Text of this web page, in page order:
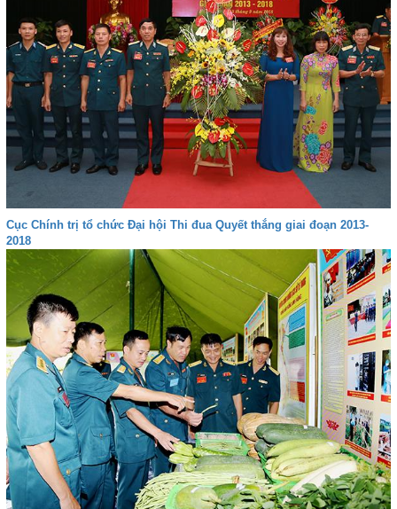
Cục Chính trị tổ chức Đại hội Thi đua Quyết thắng giai đoạn 2013-
2018